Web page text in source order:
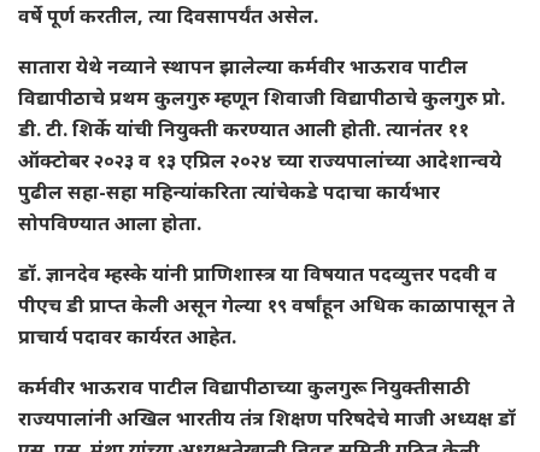
वर्षे पूर्ण करतील, त्या दिवसापर्यंत असेल.
सातारा येथे नव्याने स्थापन झालेल्या कर्मवीर भाऊराव पाटील
विद्यापीठाचे प्रथम कुलगुरु म्हणून शिवाजी विद्यापीठाचे कुलगुरु प्रो.
डी. टी. शिर्के यांची नियुक्ती करण्यात आली होती. त्यानंतर ११
ऑक्टोबर २०२३ व १३ एप्रिल २०२४ च्या राज्यपालांच्या आदेशान्वये
पुढील सहा-सहा महिन्यांकरिता त्यांचेकडे पदाचा कार्यभार
सोपविण्यात आला होता.
डॉ. ज्ञानदेव म्हस्के यांनी प्राणिशास्त्र या विषयात पदव्युत्तर पदवी व
पीएच डी प्राप्त केली असून गेल्या १९ वर्षांहून अधिक काळापासून ते
प्राचार्य पदावर कार्यरत आहेत.
कर्मवीर भाऊराव पाटील विद्यापीठाच्या कुलगुरू नियुक्तीसाठी
राज्यपालांनी अखिल भारतीय तंत्र शिक्षण परिषदेचे माजी अध्यक्ष डॉ